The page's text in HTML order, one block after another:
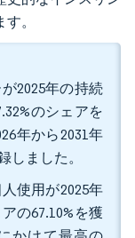
。
2025年の持続
のシェアを
年から2031年
しました。
使用が2025年
の67.10%を獲